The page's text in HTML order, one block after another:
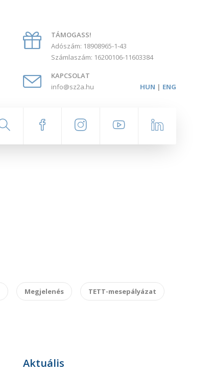
TÁMOGASS!
Adószám: 18908965-1-43
Számlaszám: 16200106-11603384
KAPCSOLAT
info@sz2a.hu
HUN | ENG
Megjelenés TETT-mesepályázat
Aktuális